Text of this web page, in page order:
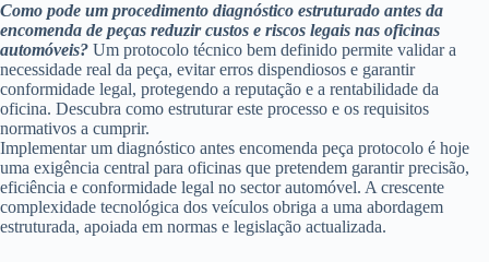
Como pode um procedimento diagnóstico estruturado antes da
encomenda de peças reduzir custos e riscos legais nas oficinas
automóveis? Um protocolo técnico bem definido permite validar a
necessidade real da peça, evitar erros dispendiosos e garantir
conformidade legal, protegendo a reputação e a rentabilidade da
oficina. Descubra como estruturar este processo e os requisitos
normativos a cumprir.
Implementar um diagnóstico antes encomenda peça protocolo é hoje
uma exigência central para oficinas que pretendem garantir precisão,
eficiência e conformidade legal no sector automóvel. A crescente
complexidade tecnológica dos veículos obriga a uma abordagem
estruturada, apoiada em normas e legislação actualizada.